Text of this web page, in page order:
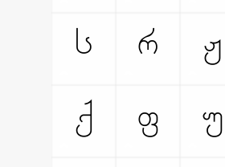
ჟ
რ
ს
უ
ფ
ქ